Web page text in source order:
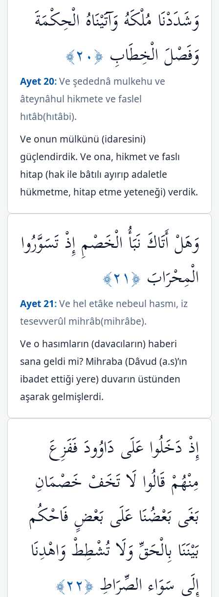
وَشَدَدْنَا مُلْكَهُ وَآتَيْنَاهُ الْحِكْمَةَ
وَفَصْلَ الْخِطَابِ ﴿٢٠﴾
Ayet 20:Ve şedednâ mulkehu ve
âteynâhul hikmete ve faslel
hıtâb(hıtâbi).
Ve onun mülkünü (idaresini)
güçlendirdik. Ve ona, hikmet ve faslı
hitap (hak ile bâtılı ayırıp adaletle
hükmetme, hitap etme yeteneği) verdik.
وَهَلْ أَتَاكَ نَبَأُ الْخَصْمِ إِذْ تَسَوَّرُوا
الْمِحْرَابَ ﴿٢١﴾
Ayet 21:Ve hel etâke nebeul hasmı, iz
tesevverûl mihrâb(mihrâbe).
Ve o hasımların (davacıların) haberi
sana geldi mi? Mihraba (Dâvud (a.s)’ın
ibadet ettiği yere) duvarın üstünden
aşarak gelmişlerdi.
إِذْ دَخَلُوا عَلَى دَاوُودَ فَفَزِعَ
مِنْهُمْ قَالُوا لَا تَخَفْ خَصْمَانِ
بَغَى بَعْضُنَا عَلَى بَعْضٍ فَاحْكُم
بَيْنَنَا بِالْحَقِّ وَلَا تُشْطِطْ وَاهْدِنَا
إِلَى سَوَاء الصِّرَاطِ ﴿٢٢﴾